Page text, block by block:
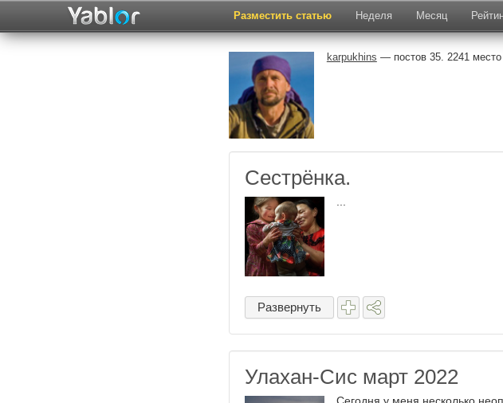
Разместить статью Неделя Месяц
karpukhins — постов 35. 2241
Сестрёнка.
Развернуть
Улахан-Сис март 2022